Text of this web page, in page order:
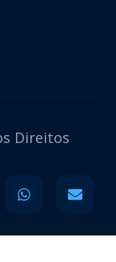
Direitos